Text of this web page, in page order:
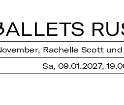
Rachelle Scott
Sa, 09.01.2027,